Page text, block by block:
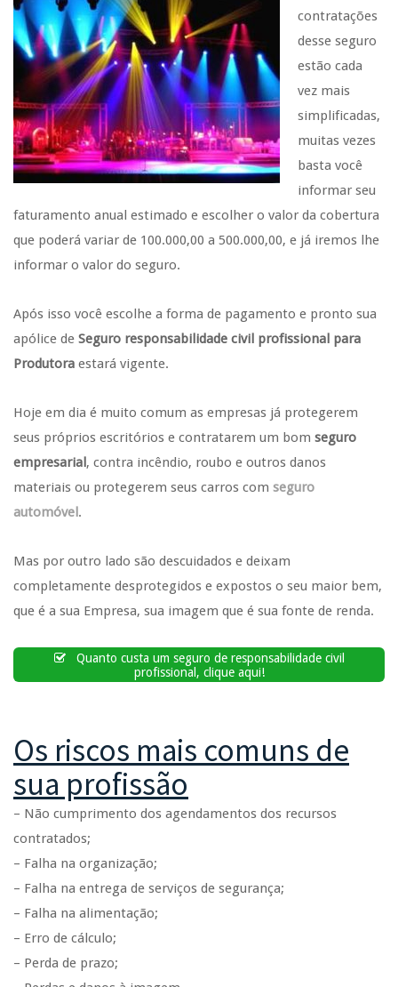
contratações
desse seguro
estão cada
vez mais
simplificadas,
muitas vezes
basta você
informar seu
faturamento anual estimado e escolher o valor da cobertura
que poderá variar de 100.000,00 a 500.000,00, e já iremos lhe
informar o valor do seguro.
Após isso você escolhe a forma de pagamento e pronto sua
apólice de Seguro responsabilidade civil profissional para
Produtora estará vigente.
Hoje em dia é muito comum as empresas já protegerem
seus próprios escritórios e contratarem um bom seguro
empresarial, contra incêndio, roubo e outros danos
materiais ou protegerem seus carros com seguro
automóvel.
Mas por outro lado são descuidados e deixam
completamente desprotegidos e expostos o seu maior bem,
que é a sua Empresa, sua imagem que é sua fonte de renda.
Quanto custa um seguro de responsabilidade civil
profissional, clique aqui!
Os riscos mais comuns de
sua profissão
– Não cumprimento dos agendamentos dos recursos
contratados;
– Falha na organização;
– Falha na entrega de serviços de segurança;
– Falha na alimentação;
– Erro de cálculo;
– Perda de prazo;